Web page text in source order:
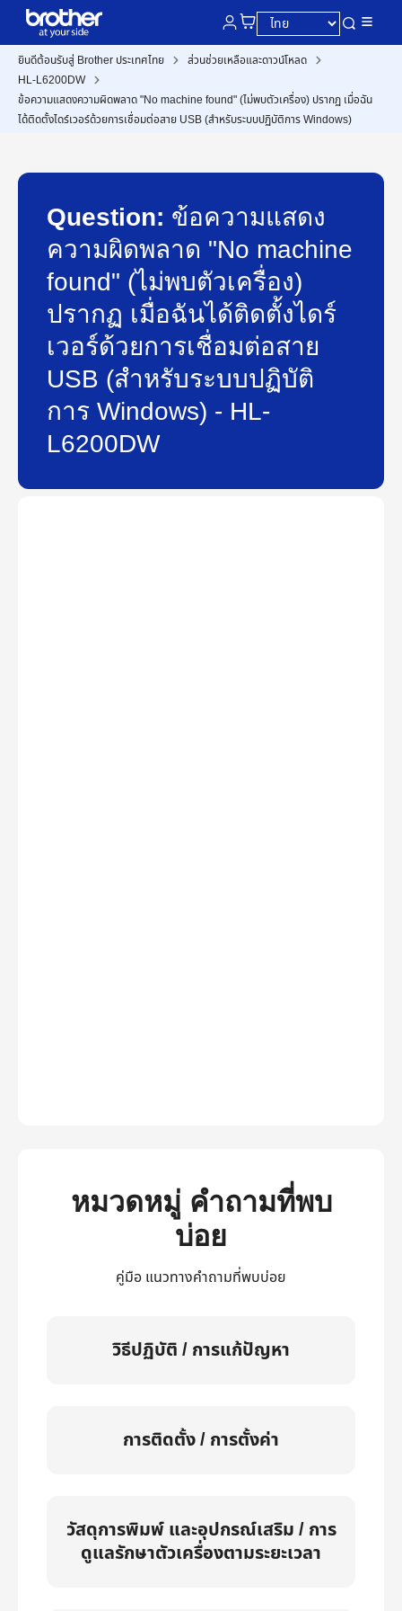
ยินดีต้อนรับสู่ Brother ประเทศไทย
ส่วนช่วยเหลือและดาวน์โหลด
HL-L6200DW
ข้อความแสดงความผิดพลาด "No machine found" (ไม่พบตัวเครื่อง) ปรากฏ เมื่อฉัน
ได้ติดตั้งไดร์เวอร์ด้วยการเชื่อมต่อสาย USB (สำหรับระบบปฏิบัติการ Windows)
Question: ข้อความแสดง
ความผิดพลาด "No machine
found" (ไม่พบตัวเครื่อง)
ปรากฏ เมื่อฉันได้ติดตั้งไดร์
เวอร์ด้วยการเชื่อมต่อสาย
USB (สำหรับระบบปฏิบัติ
การ Windows) - HL-
L6200DW
หมวดหมู่ คำถามที่พบ
บ่อย
คู่มือ แนวทางคำถามที่พบบ่อย
วิธีปฏิบัติ / การแก้ปัญหา
การติดตั้ง / การตั้งค่า
วัสดุการพิมพ์ และอุปกรณ์เสริม / การ
ดูแลรักษาตัวเครื่องตามระยะเวลา